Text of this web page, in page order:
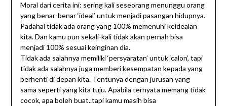
Moral dari cerita ini: sering kali seseorang menunggu orang
yang benar-benar ‘ideal’ untuk menjadi pasangan hidupnya.
Padahal tidak ada orang yang 100% memenuhi keidealan
kita. Dan kamu pun sekali-kali tidak akan pernah bisa
menjadi 100% sesuai keinginan dia.
Tidak ada salahnya memiliki ‘persyaratan’ untuk ‘calon’, tapi
tidak ada salahnya juga memberi kesempatan kepada yang
berhenti di depan kita. Tentunya dengan jurusan yang
sama seperti yang kita tuju. Apabila ternyata memang tidak
cocok, apa boleh buat..tapi kamu masih bisa